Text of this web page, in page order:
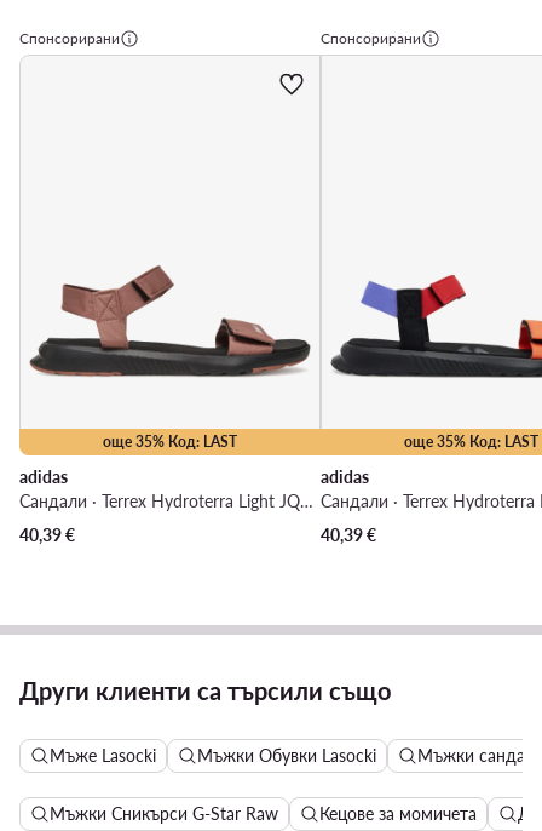
Спонсорирани
още 35% Код: LAST
adidas
Сандали · Terrex Hydroterra Light JQ2570 · Черен
40,39€
Спонсорирани
още 35% Код: LAST
adidas
40,39€
Други клиенти са търсили също
Мъже Lasocki Мъжки Обувки Lasocki Мъжки
Мъжки Сникърси G-Star Raw Кецове за момичета